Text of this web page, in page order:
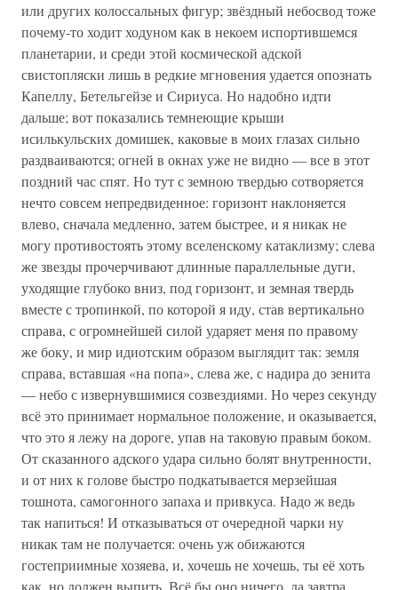
или других колоссальных фигур; звёздный небосвод тоже
почему-то ходит ходуном как в некоем испортившемся
планетарии, и среди этой космической адской
свистопляски лишь в редкие мгновения удается опознать
Капеллу, Бетельгейзе и Сириуса. Но надобно идти
дальше; вот показались темнеющие крыши
исилькульских домишек, каковые в моих глазах сильно
раздваиваются; огней в окнах уже не видно — все в этот
поздний час спят. Но тут с земною твердью сотворяется
нечто совсем непредвиденное: горизонт наклоняется
влево, сначала медленно, затем быстрее, и я никак не
могу противостоять этому вселенскому катаклизму; слева
же звезды прочерчивают длинные параллельные дуги,
уходящие глубоко вниз, под горизонт, и земная твердь
вместе с тропинкой, по которой я иду, став вертикально
справа, с огромнейшей силой ударяет меня по правому
же боку, и мир идиотским образом выглядит так: земля
справа, вставшая «на попа», слева же, с надира до зенита
— небо с извернувшимися созвездиями. Но через секунду
всё это принимает нормальное положение, и оказывается,
что это я лежу на дороге, упав на таковую правым боком.
От сказанного адского удара сильно болят внутренности,
и от них к голове быстро подкатывается мерзейшая
тошнота, самогонного запаха и привкуса. Надо ж ведь
так напиться! И отказываться от очередной чарки ну
никак там не получается: очень уж обижаются
гостеприимные хозяева, и, хочешь не хочешь, ты её хоть
как, но должен выпить. Всё бы оно ничего, да завтра